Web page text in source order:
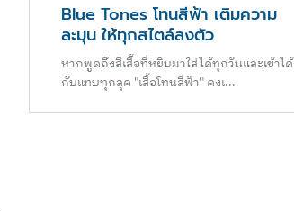
Blue Tones โทนสีฟ้า เติมความ
ละมุน ให้ทุกสไตล์ลงตัว
หากพูดถึงสีเสื้อที่หยิบมาใส่ได้ทุกวันและเข้าได้
กับแทบทุกลุค "เสื้อโทนสีฟ้า" คงเ...